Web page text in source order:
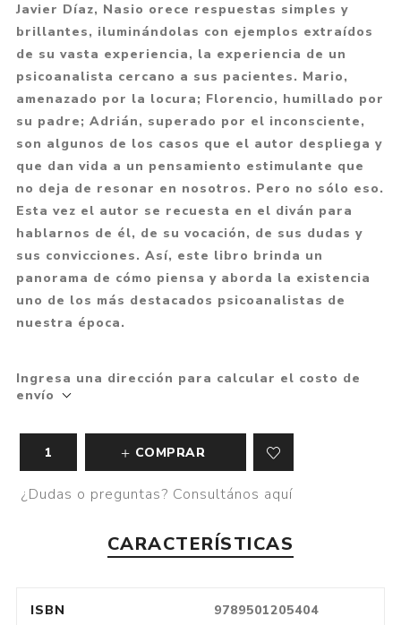
Javier Díaz, Nasio orece respuestas simples y
brillantes, iluminándolas con ejemplos extraídos
de su vasta experiencia, la experiencia de un
psicoanalista cercano a sus pacientes. Mario,
amenazado por la locura; Florencio, humillado por
su padre; Adrián, superado por el inconsciente,
son algunos de los casos que el autor despliega y
que dan vida a un pensamiento estimulante que
no deja de resonar en nosotros. Pero no sólo eso.
Esta vez el autor se recuesta en el diván para
hablarnos de él, de su vocación, de sus dudas y
sus convicciones. Así, este libro brinda un
panorama de cómo piensa y aborda la existencia
uno de los más destacados psicoanalistas de
nuestra época.
Ingresa una dirección para calcular el costo de
envío
COMPRAR
¿Dudas o preguntas? Consultános aquí
CARACTERÍSTICAS
ISBN 9789501205404